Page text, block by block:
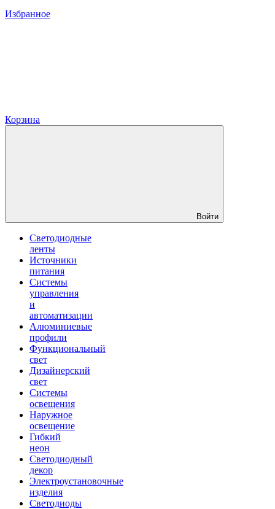
Избранное
Корзина
Войти
Светодиодные
ленты
Источники
питания
Системы
управления
и
автоматизации
Алюминиевые
профили
Функциональный
свет
Дизайнерский
свет
Системы
освещения
Наружное
освещение
Гибкий
неон
Светодиодный
декор
Электроустановочные
изделия
Светодиоды